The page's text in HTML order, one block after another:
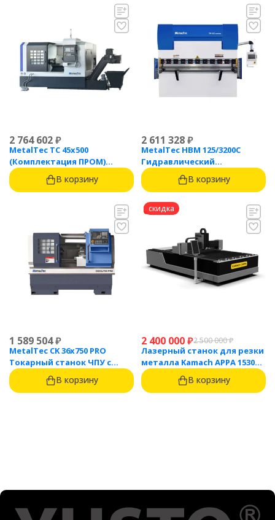
2 764 602₽
MetalTec ТС 45x500
(Комплектация ПРОМ)
токарный станок с ЧПУ с
наклонной станиной
В корзину
2 611 328₽
MetalTec HBM 125/3200C
Гидравлический
листогибочный пресс с
контроллером TP10S
В корзину
1 589 504₽
MetalTec CK 36x750 PRO
Токарный станок ЧПУ с
горизонтальной станиной
В корзину
скидка
2 400 000₽2 500 000₽
Лазерный станок для резки
металла Kamach APPA 1530
(3000 Вт)
В корзину